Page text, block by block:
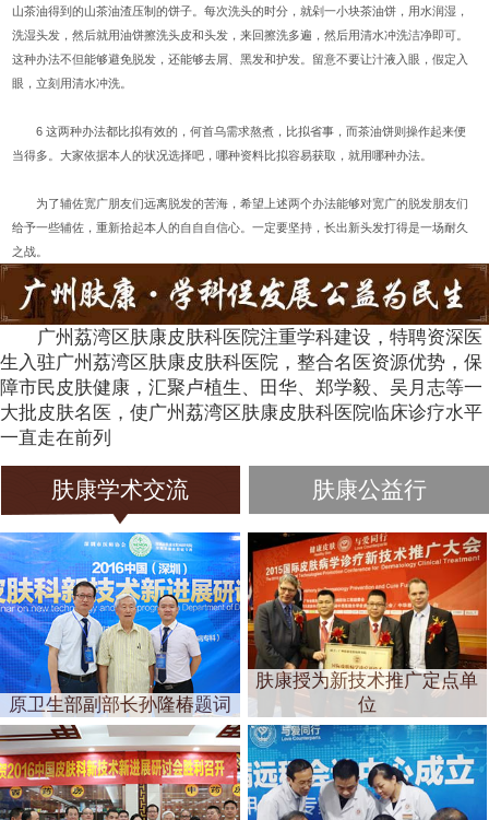
山茶油得到的山茶油渣压制的饼子。每次洗头的时分，就剁一小块茶油饼，用水润湿，
洗湿头发，然后就用油饼擦洗头皮和头发，来回擦洗多遍，然后用清水冲洗洁净即可。
这种办法不但能够避免脱发，还能够去屑、黑发和护发。留意不要让汁液入眼，假定入
眼，立刻用清水冲洗。
6 这两种办法都比拟有效的，何首乌需求熬煮，比拟省事，而茶油饼则操作起来便
当得多。大家依据本人的状况选择吧，哪种资料比拟容易获取，就用哪种办法。
为了辅佐宽广朋友们远离脱发的苦海，希望上述两个办法能够对宽广的脱发朋友们
给予一些辅佐，重新拾起本人的自自自信心。一定要坚持，长出新头发打得是一场耐久
之战。
广州荔湾区肤康皮肤科医院注重学科建设，特聘资深医
生入驻广州荔湾区肤康皮肤科医院，整合名医资源优势，保
障市民皮肤健康，汇聚卢植生、田华、郑学毅、吴月志等一
大批皮肤名医，使广州荔湾区肤康皮肤科医院临床诊疗水平
一直走在前列
肤康学术交流 肤康公益行
原卫生部副部长孙隆椿题词
肤康授为新技术推广定点单
位